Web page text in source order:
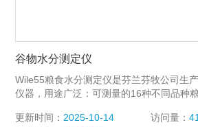
谷物水分测定仪
Wile55粮食水分测定仪是芬兰芬牧公司生
仪器，用途广泛：可测量的16种不同品种
作物5-25%。平均度±0.5%。
更新时间： 2025-10-14 访问量：